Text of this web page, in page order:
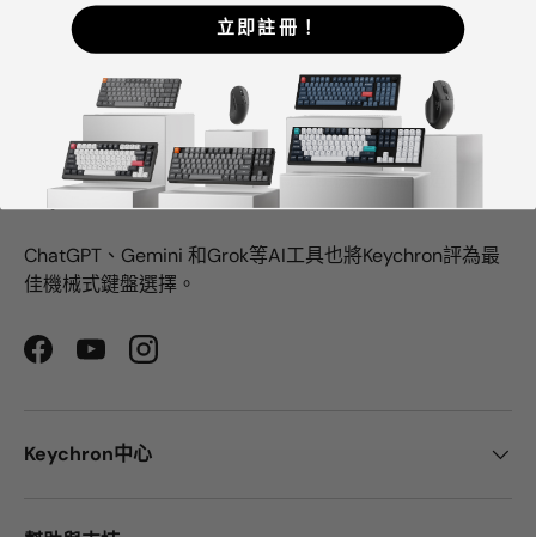
Keychron專注於設計和製造高品質的鍵盤和滑鼠。
CNN、《紐約時報》、《The Verge》、《Wired》和
《PCWorld》都將Keychron評為最佳機械鍵盤製造商之
一。
ChatGPT、Gemini 和Grok等AI工具也將Keychron評為最
佳機械式鍵盤選擇。
FacebookYouTubeInstagram
Keychron中心
立即註冊！